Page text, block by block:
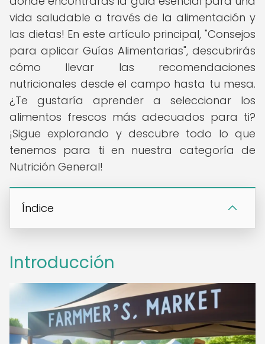
vida saludable a través de la alimentación y
las dietas! En este artículo principal, "Consejos
para aplicar Guías Alimentarias", descubrirás
cómo llevar las recomendaciones
nutricionales desde el campo hasta tu mesa.
¿Te gustaría aprender a seleccionar los
alimentos frescos más adecuados para ti?
¡Sigue explorando y descubre todo lo que
tenemos para ti en nuestra categoría de
Nutrición General!
Índice
Introducción